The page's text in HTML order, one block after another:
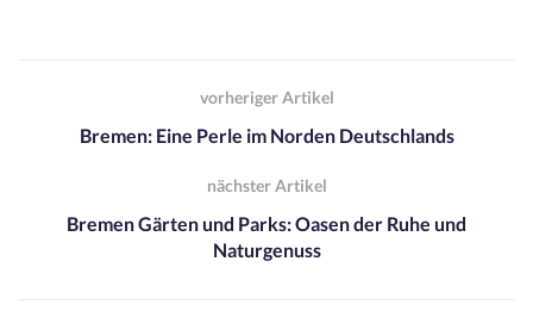
vorheriger Artikel
Bremen: Eine Perle im Norden Deutschlands
nächster Artikel
Bremen Gärten und Parks: Oasen der Ruhe und
Naturgenuss